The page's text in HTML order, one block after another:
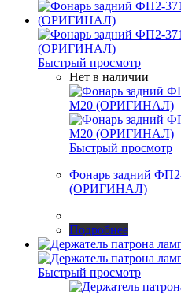
Быстрый просмотр
Нет в наличии
Быстрый просмотр
Фонарь задний
(ОРИГИНАЛ)
Подробнее
Быстрый просмотр